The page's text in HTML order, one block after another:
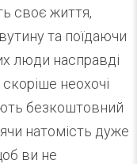
своє життя,
та поїдаючи
люди насправді
неохочі
безкоштовний
натомість дуже
ви не